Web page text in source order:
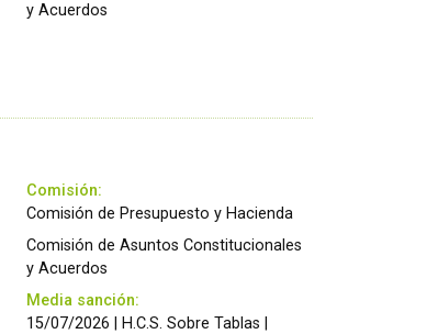
y Acuerdos
Comisión:
Comisión de Presupuesto y Hacienda
Comisión de Asuntos Constitucionales
y Acuerdos
Media sanción:
15/07/2026 | H.C.S. Sobre Tablas |